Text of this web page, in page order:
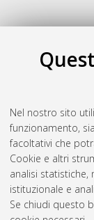
Nel nostro sito
funzionamento,
facoltativi che
Cookie e altri
analisi statistiche,
istituzionale e
Se chiudi questo
O
Orlando, Giada
foundations for
intermediate
Studiorum
Ingegneria civile,
Questa lista